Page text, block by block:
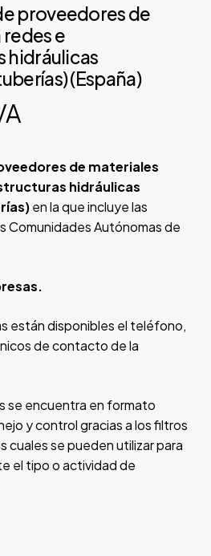
proveedores de
e
hidráulicas
(España)
de materiales
hidráulicas
en la que incluye las
Comunidades Autónomas de
están disponibles el teléfono,
de contacto de la
se encuentra en formato
y control gracias a los filtros
cuales se pueden utilizar para
el tipo o actividad de